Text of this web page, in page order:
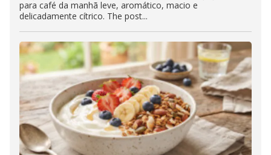
para café da manhã leve, aromático, macio e
delicadamente cítrico. The post...